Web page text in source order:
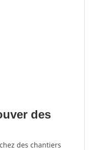
des
des chantiers